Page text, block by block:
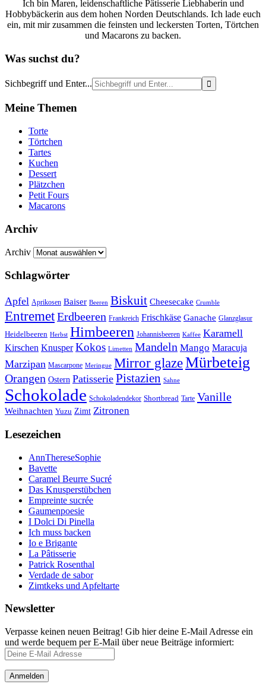
Ich bin Maren, leidenschaftliche Pâtisserie Liebhaberin und
Hobbybäckerin aus dem hohen Norden Deutschlands. Ich lade euch
ein, mit mir zusammen die feinsten und leckersten Torten, Törtchen
und Macarons zu backen.
Was suchst du?
Sichbegriff und Enter...
Meine Themen
Torte
Törtchen
Tartes
Kuchen
Dessert
Plätzchen
Petit Fours
Macarons
Archiv
Archiv
Schlagwörter
Apfel Aprikosen Baiser Beeren Biskuit Cheesecake Crumble
EntremetErdbeeren Frankreich Frischkäse Ganache Glanzglasur
Heidelbeeren Herbst Himbeeren Johannisbeeren Kaffee Karamell
Kirschen Knusper Kokos Limetten Mandeln Mango Maracuja
Marzipan Mascarpone Meringue Mirror glazeMürbeteig
Orangen Ostern Patisserie Pistazien Sahne
Schokolade Schokoladendekor Shortbread Tarte Vanille
Weihnachten Yuzu Zimt Zitronen
Lesezeichen
AnnThereseSophie
Bavette
Caramel Beurre Sucré
Das Knusperstübchen
Empreinte sucrée
Gaumenpoesie
I Dolci Di Pinella
Ich muss backen
Io e Brigante
La Pâtisserie
Patrick Rosenthal
Verdade de sabor
Zimtkeks und Apfeltarte
Newsletter
Verpasse keinen neuen Beitrag! Gib hier deine E-Mail Adresse ein
und werde bequem per E-Mail über neue Beiträge informiert: